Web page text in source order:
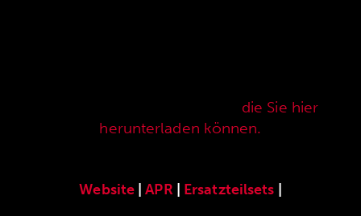
die Sie hier
herunterladen können.
Website |APR Ersatzteilsets